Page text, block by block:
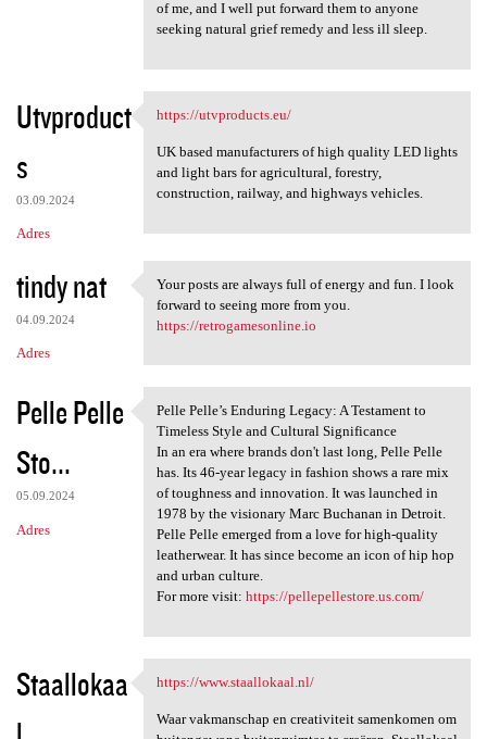
of me, and I well put forward them to anyone
seeking natural grief remedy and less ill sleep.
Utvproduct
s
03.09.2024
Adres
https://utvproducts.eu/
https://utvproducts.eu/
UK based manufacturers of high quality LED lights
and light bars for agricultural, forestry,
construction, railway, and highways vehicles.
tindy nat
04.09.2024
Adres
Your posts are always full of
Your posts are always full of energy and fun. I look
forward to seeing more from you.
https://retrogamesonline.io
Pelle Pelle
Sto...
05.09.2024
Adres
Pelle Pelle’s Enduring Legacy
Pelle Pelle’s Enduring Legacy: A Testament to
Timeless Style and Cultural Significance
In an era where brands don't last long, Pelle Pelle
has. Its 46-year legacy in fashion shows a rare mix
of toughness and innovation. It was launched in
1978 by the visionary Marc Buchanan in Detroit.
Pelle Pelle emerged from a love for high-quality
leatherwear. It has since become an icon of hip hop
and urban culture.
For more visit: https://pellepellestore.us.com/
Staallokaa https://www.staallokaal.nl/
https://www.staallokaal.nl/
Waar vakmanschap en creativiteit samenkomen om